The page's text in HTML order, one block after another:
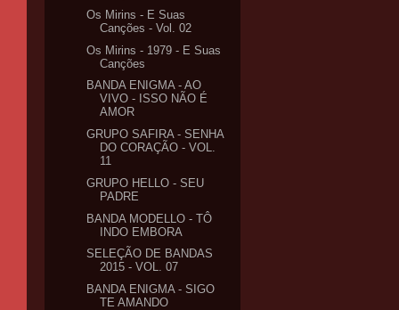
Os Mirins - E Suas
Canções - Vol. 02
Os Mirins - 1979 - E Suas
Canções
BANDA ENIGMA - AO
VIVO - ISSO NÃO É
AMOR
GRUPO SAFIRA - SENHA
DO CORAÇÃO - VOL.
11
GRUPO HELLO - SEU
PADRE
BANDA MODELLO - TÔ
INDO EMBORA
SELEÇÃO DE BANDAS
2015 - VOL. 07
BANDA ENIGMA - SIGO
TE AMANDO